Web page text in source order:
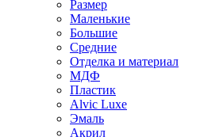
Размер
Маленькие
Большие
Средние
Отделка и материал
МДФ
Пластик
Alvic Luxe
Эмаль
Акрил